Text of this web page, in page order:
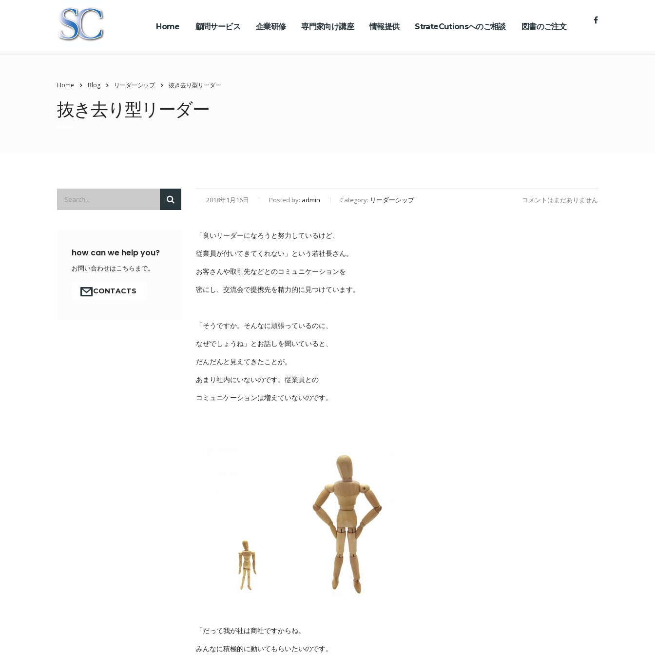
Home 顧問サービス 企業研修 専門家向け講座 情報提供 StrateCutionsへのご相談 図書のご注文
Home Blog リーダーシップ 抜き去り型リーダー
抜き去り型リーダー
2018年1月16日 Posted by: admin Category: リーダーシップ コメントはまだありません
「良いリーダーになろうと努力しているけど、
従業員が付いてきてくれない」という若社長さん。
お客さんや取引先などとのコミュニケーションを
密にし、交流会で提携先を精力的に見つけています。
「そうですか。そんなに頑張っているのに、
なぜでしょうね」とお話しを聞いていると、
だんだんと見えてきたことが。
あまり社内にいないのです。従業員との
コミュニケーションは増えていないのです。
「だって我が社は商社ですからね。
みんなに積極的に動いてもらいたいのです。
how can we help you?
お問い合わせはこちらまで。
CONTACTS